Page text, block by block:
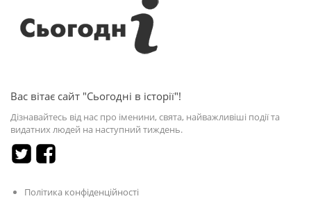
Вас вітає сайт "Сьогодні в історії"!
Дізнавайтесь від нас про іменини, свята, найважливіші події та
видатних людей на наступний тиждень.
Політика конфіденційності